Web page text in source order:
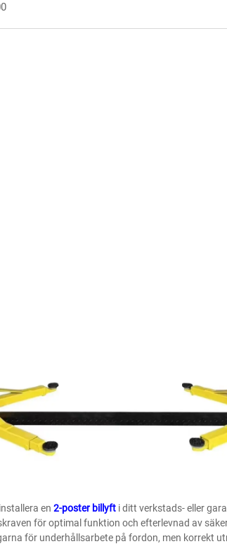
en 2-poster billyft i ditt verkstads- eller
för optimal funktion och efterlevnad av
för underhållsarbete på fordon, men korrekt